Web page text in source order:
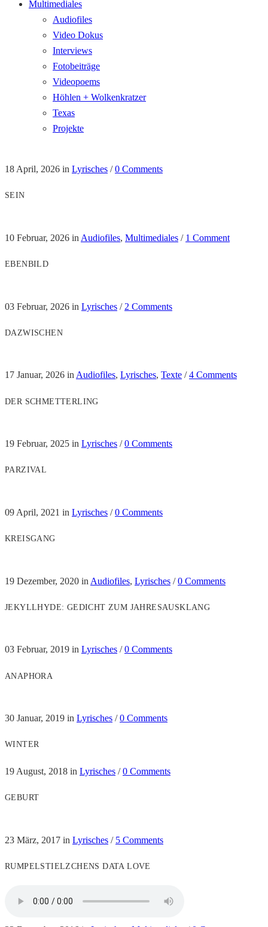
Multimediales
Audiofiles
Video Dokus
Interviews
Fotobeiträge
Videopoems
Höhlen + Wolkenkratzer
Texas
Projekte
18 April, 2026 in Lyrisches /0 Comments
SEIN
10 Februar, 2026 in Audiofiles, Multimediales / 1 Comment
EBENBILD
03 Februar, 2026 in Lyrisches / 2 Comments
DAZWISCHEN
17 Januar, 2026 in Audiofiles, Lyrisches, Texte /4 Comments
DER SCHMETTERLING
19 Februar, 2025 in Lyrisches /0 Comments
PARZIVAL
09 April, 2021 in Lyrisches /0 Comments
KREISGANG
19 Dezember, 2020 in Audiofiles, Lyrisches /0 Comments
JEKYLLHYDE: GEDICHT ZUM JAHRESAUSKLANG
03 Februar, 2019 in Lyrisches /0 Comments
ANAPHORA
30 Januar, 2019 in Lyrisches /0 Comments
WINTER
19 August, 2018 in Lyrisches /0 Comments
GEBURT
23 März, 2017 in Lyrisches / 5 Comments
RUMPELSTIELZCHENS DATA LOVE